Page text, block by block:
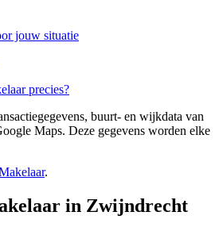
jouw situatie
precies?
buurt- en wijkdata van
Maps. Deze gegevens worden elke
.
in Zwijndrecht